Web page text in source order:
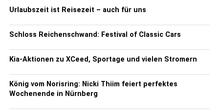
Urlaubszeit ist Reisezeit – auch für uns
Schloss Reichenschwand: Festival of Classic Cars
Kia-Aktionen zu XCeed, Sportage und vielen Stromern
König vom Norisring: Nicki Thiim feiert perfektes
Wochenende in Nürnberg